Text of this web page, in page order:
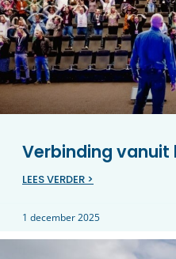
Verbinding
LEES VERDER >
1 december 2025